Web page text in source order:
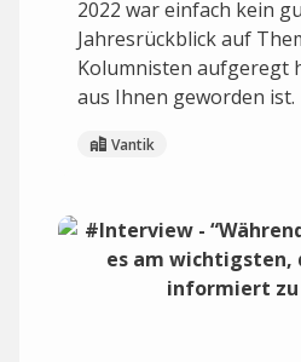
2022 war einfach kein
Jahresrückblick auf
Kolumnisten aufgeregt
aus Ihnen geworden ist.
Vantik